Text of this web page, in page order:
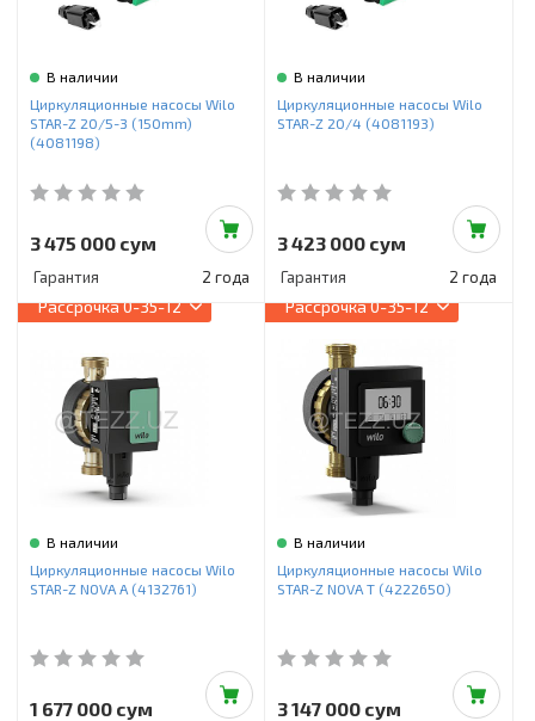
В наличии
Циркуляционные насосы Wilo
STAR-Z 20/5-3 (150mm)
(4081198)
3 475 000 сум
Гарантия 2 года
В наличии
Циркуляционные насосы Wilo
STAR-Z 20/4 (4081193)
3 423 000 сум
Гарантия 2 года
Рассрочка0-35-12
В наличии
Циркуляционные насосы Wilo
STAR-Z NOVA A (4132761)
1 677 000 сум
Рассрочка0-35-12
В наличии
Циркуляционные насосы Wilo
STAR-Z NOVA T (4222650)
3 147 000 сум